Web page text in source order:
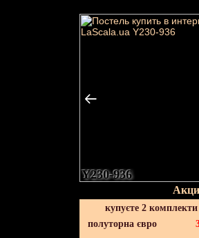
Y230-936
купуєте 2
полуторна євро